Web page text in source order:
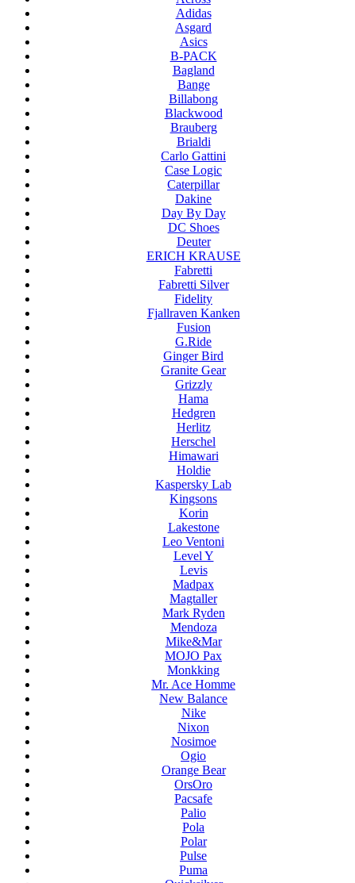
Adidas
Asgard
Asics
B-PACK
Bagland
Bange
Billabong
Blackwood
Brauberg
Brialdi
Carlo Gattini
Case Logic
Caterpillar
Dakine
Day By Day
DC Shoes
Deuter
ERICH KRAUSE
Fabretti
Fabretti Silver
Fidelity
Fjallraven Kanken
Fusion
G.Ride
Ginger Bird
Granite Gear
Grizzly
Hama
Hedgren
Herlitz
Herschel
Himawari
Holdie
Kaspersky Lab
Kingsons
Korin
Lakestone
Leo Ventoni
Level Y
Levis
Madpax
Magtaller
Mark Ryden
Mendoza
Mike&Mar
MOJO Pax
Monkking
Mr. Ace Homme
New Balance
Nike
Nixon
Nosimoe
Ogio
Orange Bear
OrsOro
Pacsafe
Palio
Pola
Polar
Pulse
Puma